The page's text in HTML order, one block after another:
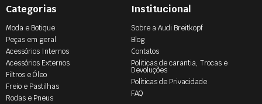
Categorias
Moda e Botique
Peças em geral
Acessórios Internos
Acessórios Externos
Filtros e Óleo
Freio e Pastilhas
Rodas e Pneus
Institucional
Sobre a Audi Breitkopf
Blog
Contatos
Politicas de carantia, Trocas e
Devoluções
Políticas de Privacidade
FAQ